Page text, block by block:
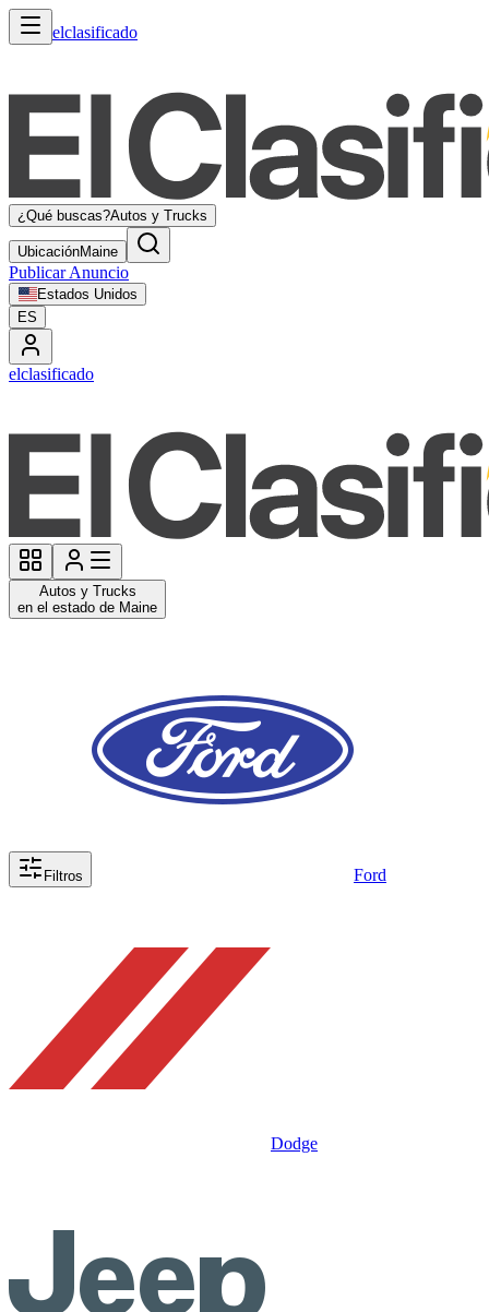
elclasificado
¿Qué buscas?Autos y Trucks
UbicaciónMaine
Publicar Anuncio
Estados Unidos
ES
elclasificado
Autos y Trucks
en el estado de Maine
Filtros Ford
Dodge